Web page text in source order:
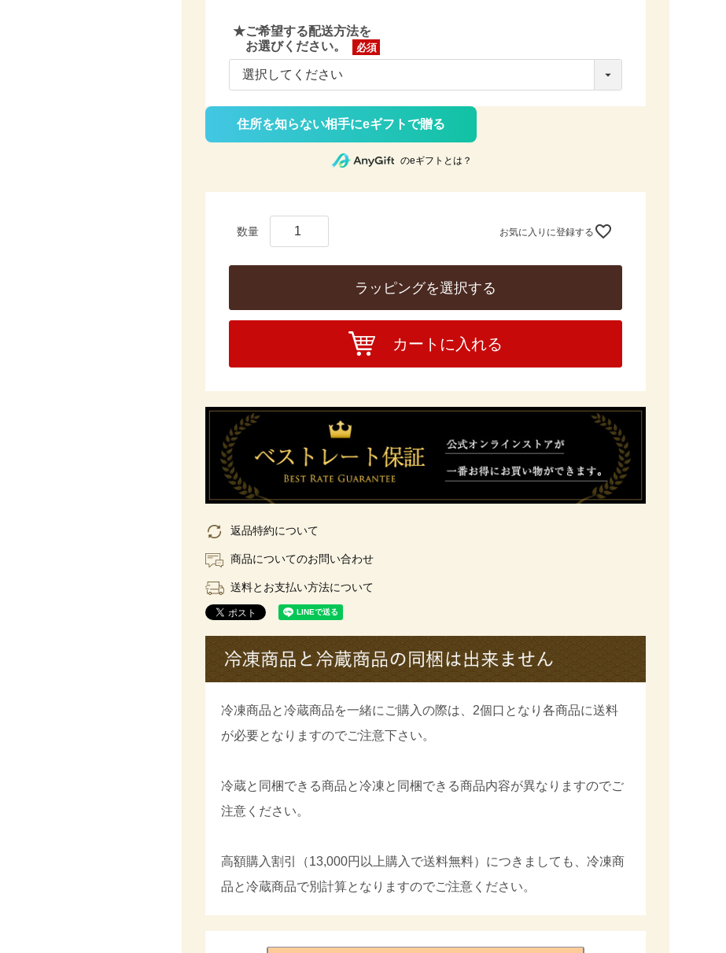
★ご希望する配送方法を
お選びください。
(必
住所を知らない相手にeギフトで贈る
のeギフトとは？
お気に入りに登録する
ラッピングを選択する
カートに入れる
返品特約について
商品についてのお問い合わせ
送料とお支払い方法について
冷凍商品と冷蔵商品を一緒にご購入の際は、2個口となり各商品に送料
が必要となりますのでご注意下さい。
冷蔵と同梱できる商品と冷凍と同梱できる商品内容が異なりますのでご
注意ください。
高額購入割引（13,000円以上購入で送料無料）につきましても、冷凍商
品と冷蔵商品で別計算となりますのでご注意ください。